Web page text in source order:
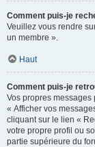
Comment puis-je
Veuillez vous rendre
un membre ».
Haut
Comment puis-je
Vos propres
« Afficher vos
cliquant sur le lien «
votre propre profil ou
partie supérieure du